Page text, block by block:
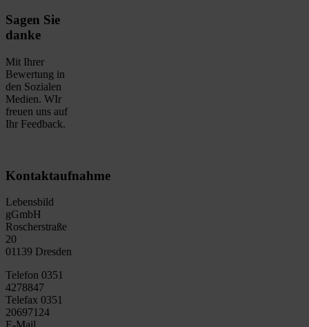
Sagen Sie
danke
Mit Ihrer
Bewertung in
den Sozialen
Medien. WIr
freuen uns auf
Ihr Feedback.
Kontaktaufnahme
Lebensbild
gGmbH
Roscherstraße
20
01139 Dresden
Telefon 0351
4278847
Telefax 0351
20697124